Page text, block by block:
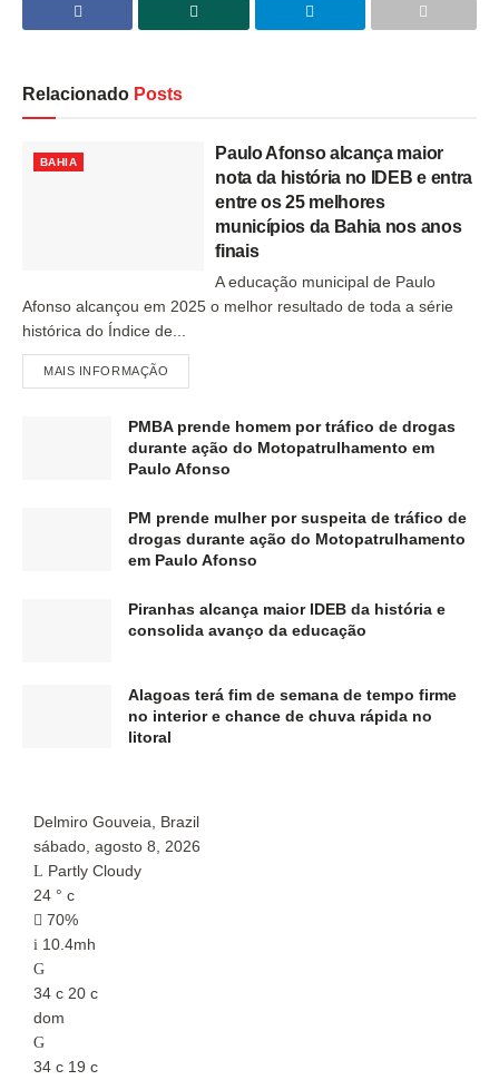
Relacionado Posts
BAHIA
Paulo Afonso alcança maior
nota da história no IDEB e entra
entre os 25 melhores
municípios da Bahia nos anos
finais
A educação municipal de Paulo
Afonso alcançou em 2025 o melhor resultado de toda a série
histórica do Índice de...
MAIS INFORMAÇÃO
PMBA prende homem por tráfico de drogas
durante ação do Motopatrulhamento em
Paulo Afonso
PM prende mulher por suspeita de tráfico de
drogas durante ação do Motopatrulhamento
em Paulo Afonso
Piranhas alcança maior IDEB da história e
consolida avanço da educação
Alagoas terá fim de semana de tempo firme
no interior e chance de chuva rápida no
litoral
Delmiro Gouveia, Brazil
sábado, agosto 8, 2026
Partly Cloudy
24 ° c
70%
10.4mh
34 c 20 c
dom
34 c 19 c